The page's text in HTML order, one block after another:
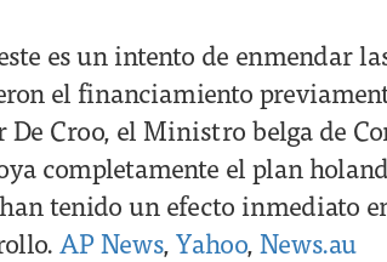
es un intento de enmendar
el financiamiento
De Croo, el Ministro belga de
completamente el plan
tenido un efecto inmediato
AP News, Yahoo, News.au